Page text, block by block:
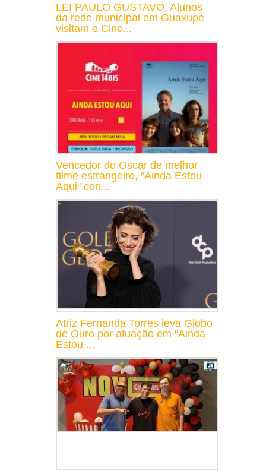
LEI PAULO GUSTAVO: Alunos
da rede municipal em Guaxupé
visitam o Cine...
Vencedor do Oscar de melhor
filme estrangeiro, "Ainda Estou
Aqui" con...
Atriz Fernanda Torres leva Globo
de Ouro por atuação em "Ainda
Estou ...